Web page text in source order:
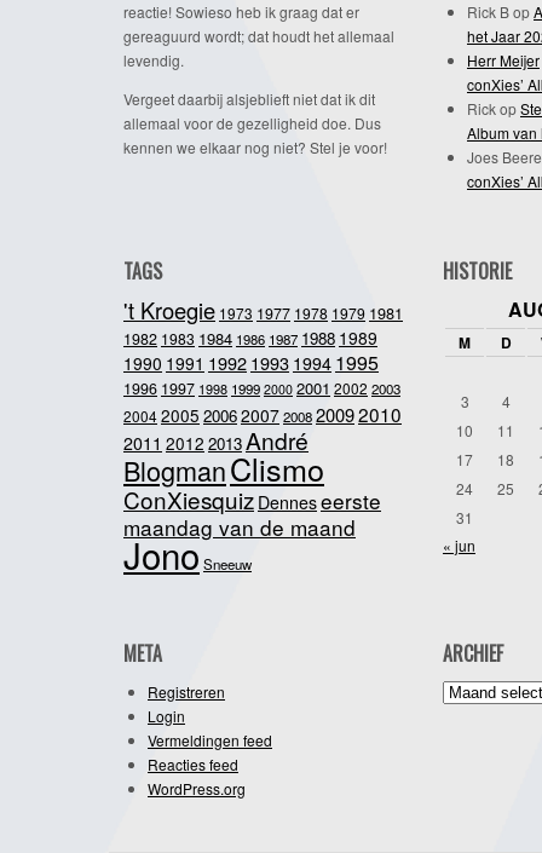
reactie! Sowieso heb ik graag dat er
gereaguurd wordt; dat houdt het allemaal
levendig.
Vergeet daarbij alsjeblieft niet dat ik dit
allemaal voor de gezelligheid doe. Dus
kennen we elkaar nog niet? Stel je voor!
Rick Bop
het Jaar
Herr Meijer
conXies’
Rickop
Album van
Joes
conXies’
TAGS
't Kroegie 1973 1977 1978 1979 1981
1982 1983 1984 1986 1987 1988 1989
1990 1991 19921993 1994 1995
1996 1997 1998 1999 2000 2001 2002 2003
20042005 20062007200820092010
2011 2012 2013André
BlogmanClismo
ConXiesquiz Denneseerste
maandag van de maand
JonoSneeuw
HISTORIE
M D
3
4
10
11
17
18
24
25
31
« jun
META
Registreren
Login
Vermeldingen feed
Reacties feed
WordPress.org
ARCHIEF
Archief